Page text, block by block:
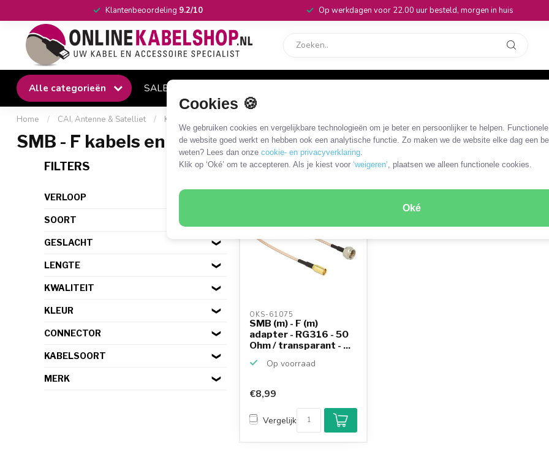
Cookies 🍪
We gebruiken cookies en vergelijkbare technologieën om je beter en persoonlijker te helpen.
de website goed werkt en hebben ook een analytische functie. Zo maken we de website elke dag een
weten? Lees dan onze cookie- en privacyverklaring.
Klik op ‘Oké’ om te accepteren. Als je kiest voor ‘weigeren’, plaatsen we alleen functionele cookies.
Oké
Klantenbeoordeling 9.2/10 Op werkdagen voor 22.00 uur besteld, morgen in huis
Alle categorieën SALE
Home / CAI, Antenne & Satelliet / Kabels en adapters
SMB - F kabels en adapters
FILTERS
VERLOOP
SOORT
GESLACHT
LENGTE
KWALITEIT
KLEUR
CONNECTOR
KABELSOORT
MERK
1 PRODUCT
OKS-61075
SMB (m) - F (m)
adapter - RG316 - 50
Ohm / transparant - ...
Op voorraad
€8,99
Vergelijk